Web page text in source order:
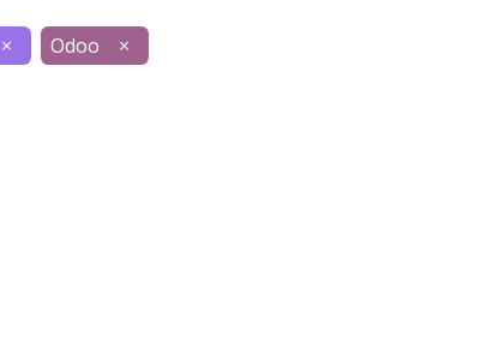
× Odoo ×